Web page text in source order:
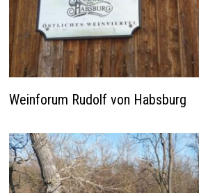
Weinforum Rudolf von Habsburg